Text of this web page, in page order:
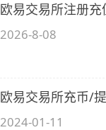
欧易交易所注册充
2026-8-08
欧易交易所充币/
2024-01-11